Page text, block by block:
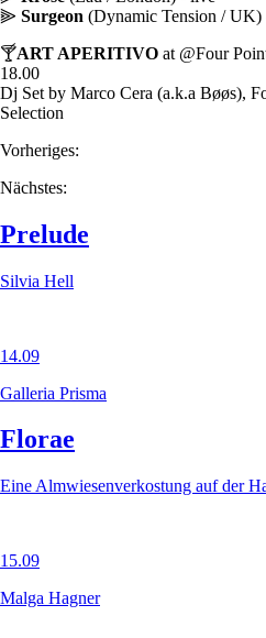
⫸ Surgeon (Dynamic Tension / UK)
🍸ART APERITIVO at @Four
18.00
Dj Set by Marco Cera (a.k.a Bøøs),
Selection
Vorheriges:
Nächstes:
Prelude
Silvia Hell
14.09
Galleria Prisma
Florae
Eine Almwiesenverkostung auf der
15.09
Malga Hagner